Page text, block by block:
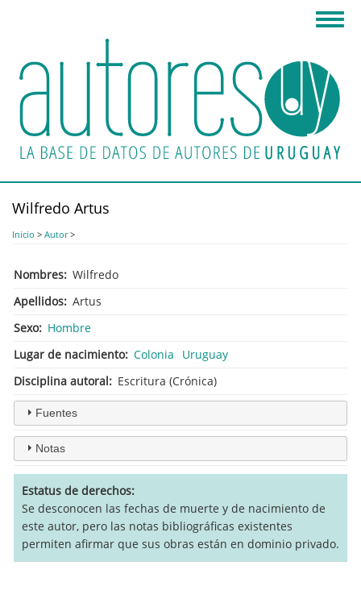
principal
Wilfredo Artus
Inicio > Autor>
Nombres Wilfredo
Apellidos Artus
Sexo
Hombre
Lugar de nacimiento Colonia
Uruguay
Disciplina autoral
Escritura (Crónica)
Fuentes
Notas
Estatus de derechos
Se desconocen las fechas de muerte y de nacimiento de
este autor, pero las notas bibliográficas existentes
permiten afirmar que sus obras están en dominio privado.